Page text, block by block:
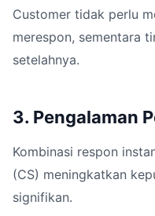
Customer tidak perlu
merespon, sementara
setelahnya.
3. Pengalaman
Kombinasi respon
(CS) meningkatkan
signifikan.